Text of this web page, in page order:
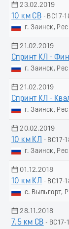
23.02.2019
10 км СВ - ВС17-
г. Заинск,
21.02.2019
Спринт КЛ -
г. Заинск,
21.02.2019
Спринт КЛ -
г. Заинск,
20.02.2019
10 км КЛ
- ВС17-
г. Заинск,
01.12.2018
10 км КЛ
- ВС17-
с. Выльгорт,
28.11.2018
7.5 км СВ - ВС17-